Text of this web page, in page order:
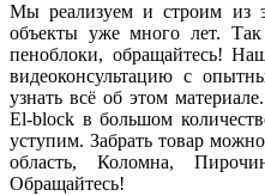
Мы реализуем и строим из
объекты уже много лет.
пеноблоки, обращайтесь!
видеоконсультацию с
узнать всё об этом
El-block в большом
уступим. Забрать товар
область, Коломна,
Обращайтесь!